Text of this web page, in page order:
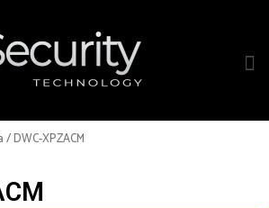
/ DWC-XPZACM